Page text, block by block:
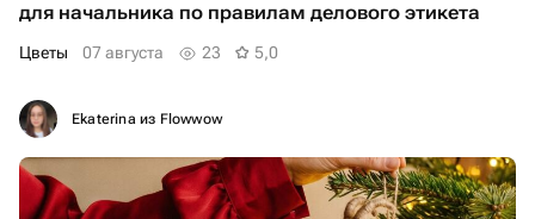
для начальника по правилам делового этикета
Цветы 07 августа 23 5,0
Ekaterina из Flowwow